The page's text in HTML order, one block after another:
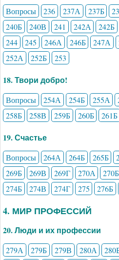
Вопросы 236 237А 237Б
240Б
240В 241 242А 242Б
244
245 246А 246Б 247А
252А
252Б 253
18. Твори добро!
Вопросы 254А 254Б 255А
258Б
258В 259Б 260Б 261Б
19. Счастье
Вопросы 264А 264Б 265Б
269Б
269В 269Г 270А 270Б
274Б
274В 274Г 275 276Б
4. МИР ПРОФЕССИЙ
20. Люди и их профессии
279А 279Б 279В 280А